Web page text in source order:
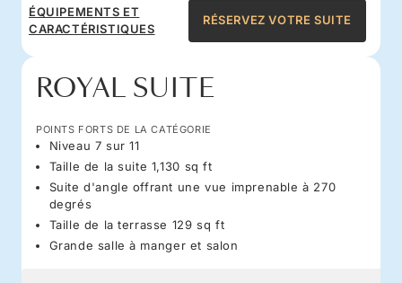
ÉQUIPEMENTS ET
CARACTÉRISTIQUES
RÉSERVEZ VOTRE SUITE
ROYAL SUITE
POINTS FORTS DE LA CATÉGORIE
Niveau 7 sur 11
Taille de la suite 1,130 sq ft
Suite d'angle offrant une vue imprenable à 270
degrés
Taille de la terrasse 129 sq ft
Grande salle à manger et salon